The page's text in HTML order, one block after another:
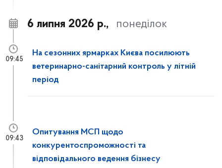
6 липня 2026 р., понеділок
На сезонних ярмарках Києва посилюють
ветеринарно-санітарний контроль у літній
період
09:45
Опитування МСП щодо
конкурентоспроможності та
відповідального ведення бізнесу
09:43